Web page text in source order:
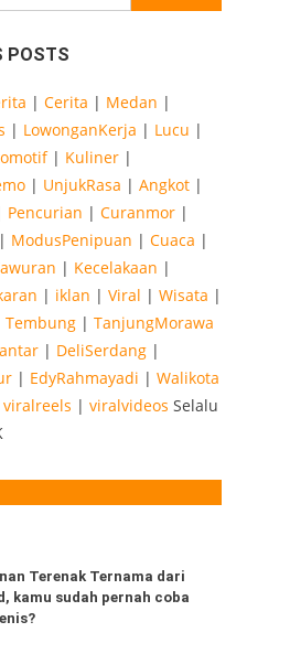
for:
POSTS
| Cerita | Medan |
| LowonganKerja | Lucu |
| Kuliner|
| UnjukRasa | Angkot|
Pencurian | Curanmor|
| ModusPenipuan | Cuaca |
| Kecelakaan |
| iklan | Viral | Wisata |
Tembung| TanjungMorawa
| DeliSerdang|
| EdyRahmayadi | Walikota
viralreels | viralvideos Selalu
Terenak Ternama dari
kamu sudah pernah coba